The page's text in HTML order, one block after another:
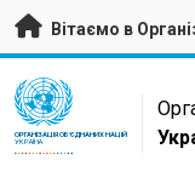
Перейти на головну
Вітаємо в
UN Logo
ОРГАНІЗАЦІЯ ОБ'ЄДНАНИХ НАЦІЙ
УКРАЇНА